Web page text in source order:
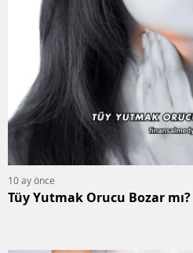
10 ay önce
Tüy Yutmak Orucu Bozar mı?